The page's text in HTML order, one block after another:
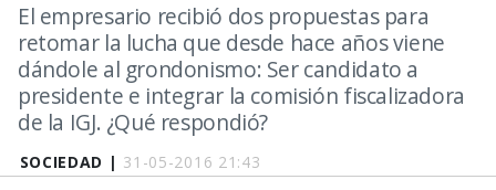
SOCIEDAD | 31-05-2016 21:43
El empresario recibió dos propuestas para
retomar la lucha que desde hace años viene
dándole al grondonismo: Ser candidato a
presidente e integrar la comisión fiscalizadora
de la IGJ. ¿Qué respondió?